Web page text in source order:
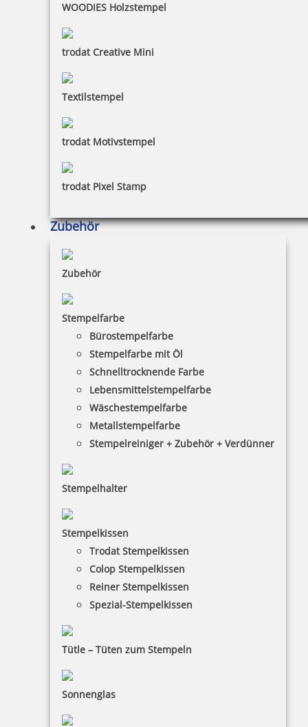
WOODIES Holzstempel
trodat Creative Mini
Textilstempel
trodat Motivstempel
trodat Pixel Stamp
Zubehör
Zubehör
Stempelfarbe
Bürostempelfarbe
Stempelfarbe mit Öl
Schnelltrocknende Farbe
Lebensmittelstempelfarbe
Wäschestempelfarbe
Metallstempelfarbe
Stempelreiniger + Zubehör + Verdünner
Stempelhalter
Stempelkissen
Trodat Stempelkissen
Colop Stempelkissen
Reiner Stempelkissen
Spezial-Stempelkissen
Tütle – Tüten zum Stempeln
Sonnenglas
HINWEISE
Versandinformationen
Zahlungsbedingungen
Bestellhinweise
INFORMATIONEN